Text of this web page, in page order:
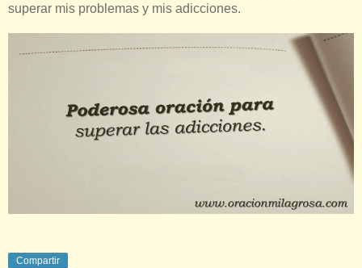
superar mis problemas y mis adicciones.
Compartir